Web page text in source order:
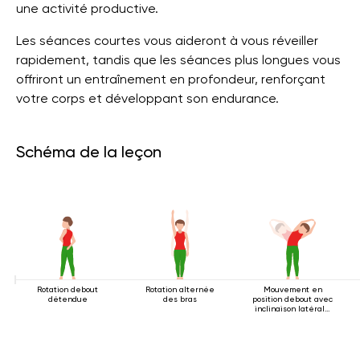
une activité productive.
Les séances courtes vous aideront à vous réveiller
rapidement, tandis que les séances plus longues vous
offriront un entraînement en profondeur, renforçant
votre corps et développant son endurance.
Schéma de la leçon
Rotation debout
détendue
Rotation alternée
des bras
Mouvement en
position debout avec
inclinaison latérale